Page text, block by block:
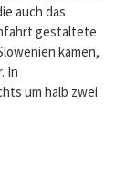
auch das
gestaltete
kamen,
In
um halb zwei